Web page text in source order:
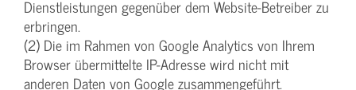
Dienstleistungen gegenüber dem Website-Betreiber zu
erbringen.
(2) Die im Rahmen von Google Analytics von Ihrem
Browser übermittelte IP-Adresse wird nicht mit
anderen Daten von Google zusammengeführt.